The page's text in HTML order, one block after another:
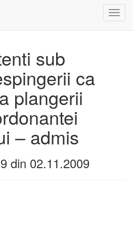
sub
ca
plangerii
– admis
din 02.11.2009